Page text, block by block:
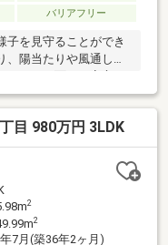
バリアフリー
子を見守ることができ
陽当たりや風通しも
バシー面でも安心で
内にそろい、通学やお
いるご家庭にも安心し
み心地の両方を兼ね備
です。ぜひ一度現地で
目 980万円 3LDK
2
2
7月(築36年2ヶ月)